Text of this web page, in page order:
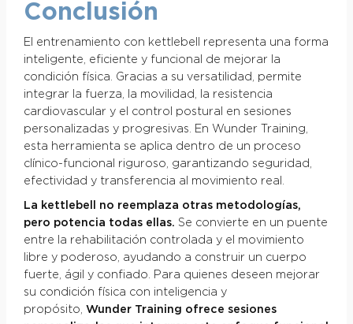
Conclusión
El entrenamiento con kettlebell representa una forma
inteligente, eficiente y funcional de mejorar la
condición física. Gracias a su versatilidad, permite
integrar la fuerza, la movilidad, la resistencia
cardiovascular y el control postural en sesiones
personalizadas y progresivas. En Wunder Training,
esta herramienta se aplica dentro de un proceso
clínico-funcional riguroso, garantizando seguridad,
efectividad y transferencia al movimiento real.
La kettlebell no reemplaza otras metodologías,
pero potencia todas ellas. Se convierte en un puente
entre la rehabilitación controlada y el movimiento
libre y poderoso, ayudando a construir un cuerpo
fuerte, ágil y confiado. Para quienes deseen mejorar
su condición física con inteligencia y
propósito, Wunder Training ofrece sesiones